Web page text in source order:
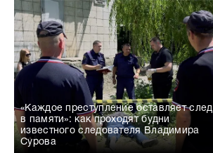
«Каждое преступление оставляет след
в памяти»: как проходят будни
известного следователя Владимира
Сурова